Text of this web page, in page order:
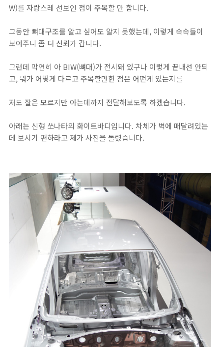
W)를 자랑스레 선보인 점이 주목할 만 합니다.
그동안 뼈대구조를 알고 싶어도 알지 못했는데, 이렇게 속속들이
보여주니 좀 더 신뢰가 갑니다.
그런데 막연히 아 BIW(뼈대)가 전시돼 있구나 이렇게 끝내선 안되
고, 뭐가 어떻게 다르고 주목할만한 점은 어떤게 있는지를
저도 잘은 모르지만 아는데까지 전달해보도록 하겠습니다.
아래는 신형 쏘나타의 화이트바디입니다. 차체가 벽에 매달려있는
데 보시기 편하라고 제가 사진을 돌렸습니다.